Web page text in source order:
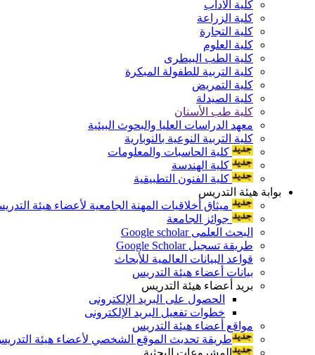
كلية الاداب
كلية الزراعة
كلية التجارة
كلية العلوم
كلية الطب البيطرى
كلية التربية للطفولة المبكرة
كلية التمريض
كلية الصيدلة
كلية طب الأسنان
معهد الدراسات العليا والبحوث البيئية
كلية التربية النوعية بالنوبارية
كلية الحاسبات والمعلومات
كلية الهندسة
كلية الفنون التطبيقية
بوابة هيئة التدريس
ميثاق أخلاقيات المهنة الجامعية لأعضاء هيئة
جوائز الجامعة
البحث العلمى Google scholar
طريقة تسجيل Google Scholar
قواعد البيانات العالمية للأبحاث
بيانات أعضاء هيئة التدريس
بريد أعضاء هيئة التدريس
الحصول على البريد الإلكترونى
خطوات تفعيل البريد الإلكترونى
مواقع أعضاء هيئة التدريس
طريقة تحديث الموقع الشخصي لأعضاء هيئة التدريس
المشروعات البحثية